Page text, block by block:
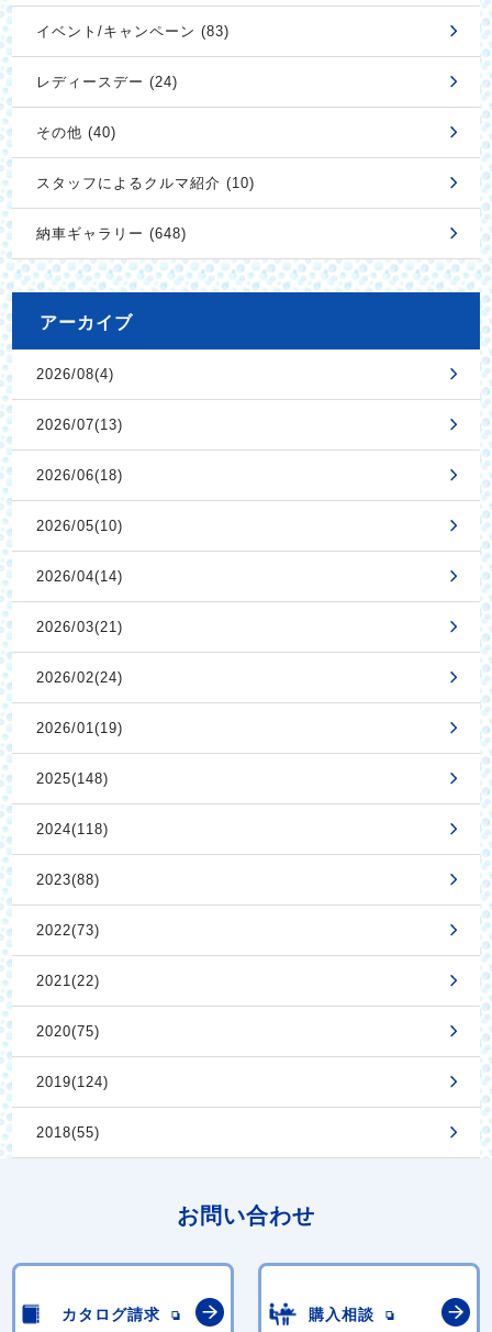
イベント/キャンペーン (83)
レディースデー (24)
その他 (40)
スタッフによるクルマ紹介 (10)
納車ギャラリー (648)
アーカイブ
2026/08(4)
2026/07(13)
2026/06(18)
2026/05(10)
2026/04(14)
2026/03(21)
2026/02(24)
2026/01(19)
2025(148)
2024(118)
2023(88)
2022(73)
2021(22)
2020(75)
2019(124)
2018(55)
お問い合わせ
カタログ請求 購入相談